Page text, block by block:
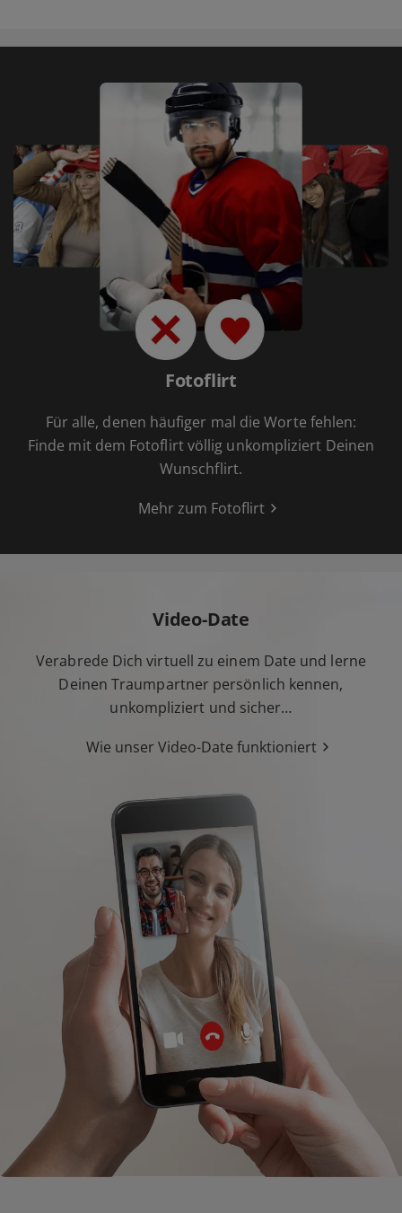
Fotoflirt
Für alle, denen häufiger mal die Worte fehlen:
Finde mit dem Fotoflirt völlig unkompliziert Deinen
Wunschflirt.
Mehr zum Fotoflirt
Video-Date
Verabrede Dich virtuell zu einem Date und lerne
Deinen Traumpartner persönlich kennen,
unkompliziert und sicher…
Wie unser Video-Date funktioniert